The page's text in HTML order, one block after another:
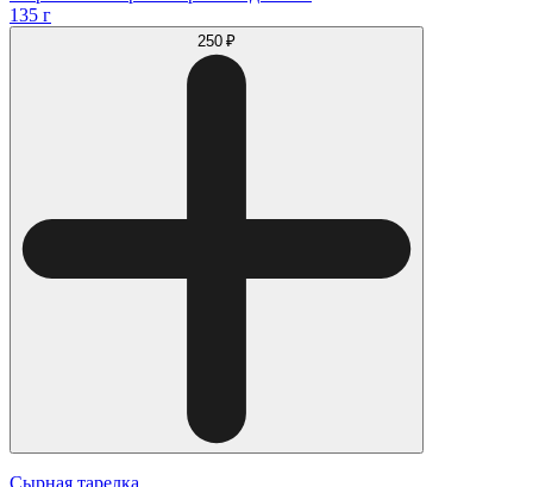
135 г
250 ₽
Сырная тарелка